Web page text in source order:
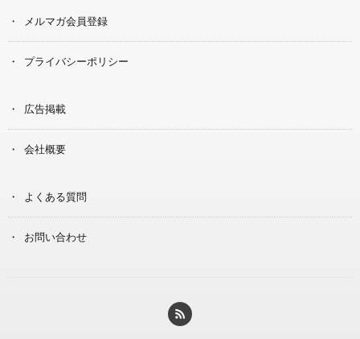
メルマガ会員登録
プライバシーポリシー
広告掲載
会社概要
よくある質問
お問い合わせ